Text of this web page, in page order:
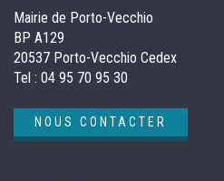
Mairie de Porto-Vecchio
BP A129
20537 Porto-Vecchio Cedex
Tel : 04 95 70 95 30
NOUS CONTACTER